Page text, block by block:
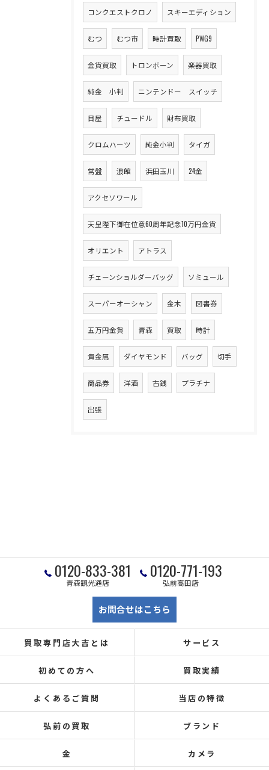
コンクエストクロノ スキーエディション
むつ むつ市 時計買取 PWG9
金貨買取 トロンボーン 楽器買取
純金 小判 ニンテンドー スイッチ
目屋 チュードル 財布買取
クロムハーツ 純金小判 タイガ
常盤 浪館 浜田玉川 24金
アクセソワール
天皇陛下御在位意60周年記念10万円金貨
オリエント アトラス
チェーンショルダーバッグ ソミュール
スーパーオーシャン 金木 図書券
五万円金貨 青森 買取 時計
貴金属 ダイヤモンド バッグ 切手
商品券 洋酒 古銭 プラチナ
出張
0120-833-381
青森観光通店
0120-771-193
弘前高田店
お問合せはこちら
買取専門店大吉とは サービス
初めての方へ 買取実績
よくあるご質問 当店の特徴
弘前の買取 ブランド
金 カメラ